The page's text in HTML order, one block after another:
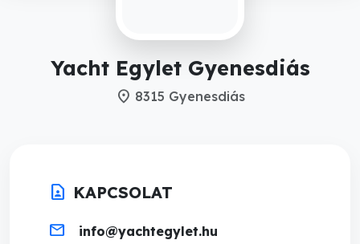
Yacht Egylet Gyenesdiás
location_on 8315 Gyenesdiás
contact_page KAPCSOLAT
mail info@yachtegylet.hu